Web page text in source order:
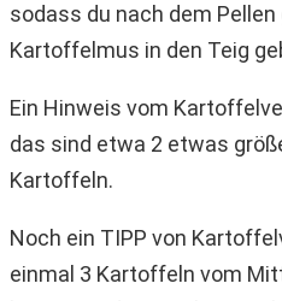
sodass du nach dem Pellen
Kartoffelmus in den Teig
Ein Hinweis vom
das sind etwa 2 etwas
Kartoffeln.
Noch ein TIPP von
einmal 3 Kartoffeln vom